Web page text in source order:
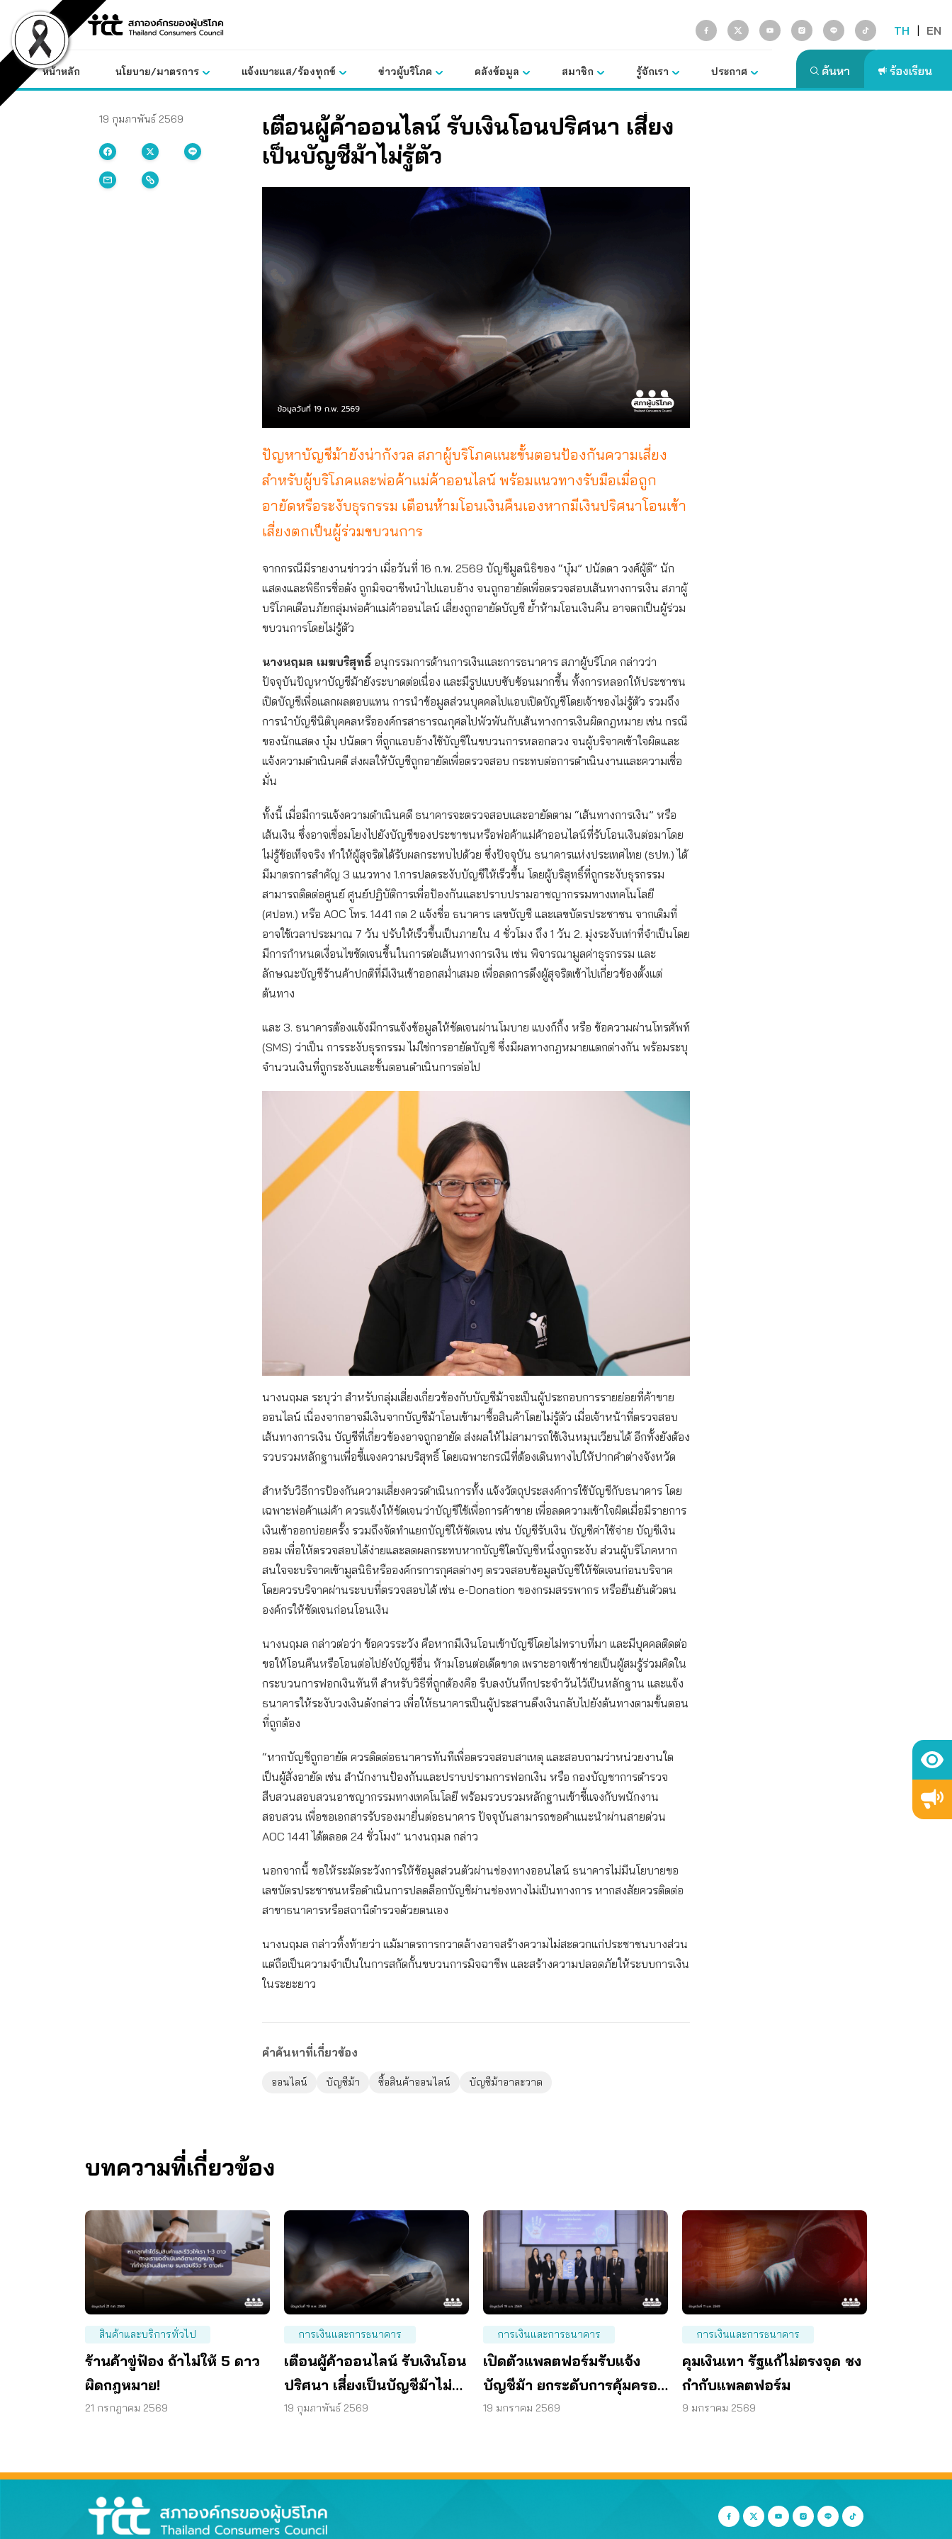
content
TH | EN
หน้าหลัก นโยบาย/มาตรการ แจ้งเบาะแส/ร้องทุกข์ ข่าวผู้บริโภค คลังข้อมูล สมาชิก รู้จักเรา ประกาศ
19 กุมภาพันธ์ 2569
เตือนผู้ค้าออนไลน์ รับเงินโอนปริศนา เสี่ยง
เป็นบัญชีม้าไม่รู้ตัว
ปัญหาบัญชีม้ายังน่ากังวล สภาผู้บริโภคแนะขั้นตอนป้องกันความเสี่ยง
สำหรับผู้บริโภคและพ่อค้าแม่ค้าออนไลน์ พร้อมแนวทางรับมือเมื่อถูก
อายัดหรือระงับธุรกรรม เตือนห้ามโอนเงินคืนเองหากมีเงินปริศนาโอนเข้า
เสี่ยงตกเป็นผู้ร่วมขบวนการ
จากกรณีมีรายงานข่าวว่า เมื่อวันที่ 16 ก.พ. 2569 บัญชีมูลนิธิของ “บุ๋ม” ปนัดดา วงศ์ผู้ดี” นัก
แสดงและพิธีกรชื่อดัง ถูกมิจฉาชีพนำไปแอบอ้าง จนถูกอายัดเพื่อตรวจสอบเส้นทางการเงิน สภาผู้
บริโภคเตือนภัยกลุ่มพ่อค้าแม่ค้าออนไลน์ เสี่ยงถูกอายัดบัญชี ย้ำห้ามโอนเงินคืน อาจตกเป็นผู้ร่วม
ขบวนการโดยไม่รู้ตัว
นางนฤมล เมฆบริสุทธิ์ อนุกรรมการด้านการเงินและการธนาคาร สภาผู้บริโภค กล่าวว่า
ปัจจุบันปัญหาบัญชีม้ายังระบาดต่อเนื่อง และมีรูปแบบซับซ้อนมากขึ้น ทั้งการหลอกให้ประชาชน
เปิดบัญชีเพื่อแลกผลตอบแทน การนำข้อมูลส่วนบุคคลไปแอบเปิดบัญชีโดยเจ้าของไม่รู้ตัว รวมถึง
การนำบัญชีนิติบุคคลหรือองค์กรสาธารณกุศลไปพัวพันกับเส้นทางการเงินผิดกฎหมาย เช่น กรณี
ของนักแสดง บุ๋ม ปนัดดา ที่ถูกแอบอ้างใช้บัญชีในขบวนการหลอกลวง จนผู้บริจาคเข้าใจผิดและ
แจ้งความดำเนินคดี ส่งผลให้บัญชีถูกอายัดเพื่อตรวจสอบ กระทบต่อการดำเนินงานและความเชื่อ
มั่น
ทั้งนี้ เมื่อมีการแจ้งความดำเนินคดี ธนาคารจะตรวจสอบและอายัดตาม “เส้นทางการเงิน” หรือ
เส้นเงิน ซึ่งอาจเชื่อมโยงไปยังบัญชีของประชาชนหรือพ่อค้าแม่ค้าออนไลน์ที่รับโอนเงินต่อมาโดย
ไม่รู้ข้อเท็จจริง ทำให้ผู้สุจริตได้รับผลกระทบไปด้วย ซึ่งปัจจุบัน ธนาคารแห่งประเทศไทย (ธปท.) ได้
มีมาตรการสำคัญ 3 แนวทาง 1.การปลดระงับบัญชีให้เร็วขึ้น โดยผู้บริสุทธิ์ที่ถูกระงับธุรกรรม
สามารถติดต่อศูนย์ ศูนย์ปฏิบัติการเพื่อป้องกันและปราบปรามอาชญากรรมทางเทคโนโลยี
(ศปอท.) หรือ AOC โทร. 1441 กด 2 แจ้งชื่อ ธนาคาร เลขบัญชี และเลขบัตรประชาชน จากเดิมที่
อาจใช้เวลาประมาณ 7 วัน ปรับให้เร็วขึ้นเป็นภายใน 4 ชั่วโมง ถึง 1 วัน 2. มุ่งระงับเท่าที่จำเป็นโดย
มีการกำหนดเงื่อนไขชัดเจนขึ้นในการต่อเส้นทางการเงิน เช่น พิจารณามูลค่าธุรกรรม และ
ลักษณะบัญชีร้านค้าปกติที่มีเงินเข้าออกสม่ำเสมอ เพื่อลดการดึงผู้สุจริตเข้าไปเกี่ยวข้องตั้งแต่
ต้นทาง
และ 3. ธนาคารต้องแจ้งมีการแจ้งข้อมูลให้ชัดเจนผ่านโมบาย แบงก์กิ้ง หรือ ข้อความผ่านโทรศัพท์
(SMS) ว่าเป็น การระงับธุรกรรม ไม่ใช่การอายัดบัญชี ซึ่งมีผลทางกฎหมายแตกต่างกัน พร้อมระบุ
จำนวนเงินที่ถูกระงับและขั้นตอนดำเนินการต่อไป
นางนฤมล ระบุว่า สำหรับกลุ่มเสี่ยงเกี่ยวข้องกับบัญชีม้าจะเป็นผู้ประกอบการรายย่อยที่ค้าขาย
ออนไลน์ เนื่องจากอาจมีเงินจากบัญชีม้าโอนเข้ามาซื้อสินค้าโดยไม่รู้ตัว เมื่อเจ้าหน้าที่ตรวจสอบ
เส้นทางการเงิน บัญชีที่เกี่ยวข้องอาจถูกอายัด ส่งผลให้ไม่สามารถใช้เงินหมุนเวียนได้ อีกทั้งยังต้อง
รวบรวมหลักฐานเพื่อชี้แจงความบริสุทธิ์ โดยเฉพาะกรณีที่ต้องเดินทางไปให้ปากคำต่างจังหวัด
สำหรับวิธีการป้องกันความเสี่ยงควรดำเนินการทั้ง แจ้งวัตถุประสงค์การใช้บัญชีกับธนาคาร โดย
เฉพาะพ่อค้าแม่ค้า ควรแจ้งให้ชัดเจนว่าบัญชีใช้เพื่อการค้าขาย เพื่อลดความเข้าใจผิดเมื่อมีรายการ
เงินเข้าออกบ่อยครั้ง รวมถึงจัดทำแยกบัญชีให้ชัดเจน เช่น บัญชีรับเงิน บัญชีค่าใช้จ่าย บัญชีเงิน
ออม เพื่อให้ตรวจสอบได้ง่ายและลดผลกระทบหากบัญชีใดบัญชีหนึ่งถูกระงับ ส่วนผู้บริโภคหาก
สนใจจะบริจาคเข้ามูลนิธิหรือองค์กรการกุศลต่างๆ ตรวจสอบข้อมูลบัญชีให้ชัดเจนก่อนบริจาค
โดยควรบริจาคผ่านระบบที่ตรวจสอบได้ เช่น e-Donation ของกรมสรรพากร หรือยืนยันตัวตน
องค์กรให้ชัดเจนก่อนโอนเงิน
นางนฤมล กล่าวต่อว่า ข้อควรระวัง คือหากมีเงินโอนเข้าบัญชีโดยไม่ทราบที่มา และมีบุคคลติดต่อ
ขอให้โอนคืนหรือโอนต่อไปยังบัญชีอื่น ห้ามโอนต่อเด็ดขาด เพราะอาจเข้าข่ายเป็นผู้สมรู้ร่วมคิดใน
กระบวนการฟอกเงินทันที สำหรับวิธีที่ถูกต้องคือ รีบลงบันทึกประจำวันไว้เป็นหลักฐาน และแจ้ง
ธนาคารให้ระงับวงเงินดังกล่าว เพื่อให้ธนาคารเป็นผู้ประสานดึงเงินกลับไปยังต้นทางตามขั้นตอน
ที่ถูกต้อง
“หากบัญชีถูกอายัด ควรติดต่อธนาคารทันทีเพื่อตรวจสอบสาเหตุ และสอบถามว่าหน่วยงานใด
เป็นผู้สั่งอายัด เช่น สำนักงานป้องกันและปราบปรามการฟอกเงิน หรือ กองบัญชาการตำรวจ
สืบสวนสอบสวนอาชญากรรมทางเทคโนโลยี พร้อมรวบรวมหลักฐานเข้าชี้แจงกับพนักงาน
สอบสวน เพื่อขอเอกสารรับรองมายื่นต่อธนาคาร ปัจจุบันสามารถขอคำแนะนำผ่านสายด่วน
AOC 1441 ได้ตลอด 24 ชั่วโมง” นางนฤมล กล่าว
นอกจากนี้ ขอให้ระมัดระวังการให้ข้อมูลส่วนตัวผ่านช่องทางออนไลน์ ธนาคารไม่มีนโยบายขอ
เลขบัตรประชาชนหรือดำเนินการปลดล็อกบัญชีผ่านช่องทางไม่เป็นทางการ หากสงสัยควรติดต่อ
สาขาธนาคารหรือสถานีตำรวจด้วยตนเอง
นางนฤมล กล่าวทิ้งท้ายว่า แม้มาตรการกวาดล้างอาจสร้างความไม่สะดวกแก่ประชาชนบางส่วน
แต่ถือเป็นความจำเป็นในการสกัดกั้นขบวนการมิจฉาชีพ และสร้างความปลอดภัยให้ระบบการเงิน
ในระยะยาว
คำค้นหาที่เกี่ยวข้อง
ออนไลน์ บัญชีม้า ซื้อสินค้าออนไลน์ บัญชีม้าอาละวาด
บทความที่เกี่ยวข้อง
สินค้าและบริการทั่วไป
ร้านค้าขู่ฟ้อง ถ้าไม่ให้ 5 ดาว
ผิดกฎหมาย!
21 กรกฎาคม 2569
การเงินและการธนาคาร
เตือนผู้ค้าออนไลน์ รับเงินโอน
ปริศนา เสี่ยงเป็นบัญชีม้าไม่รู้
ตัว
19 กุมภาพันธ์ 2569
การเงินและการธนาคาร
เปิดตัวแพลตฟอร์มรับแจ้ง
บัญชีม้า ยกระดับการคุ้มครอง
ผู้บริโภคไทย
19 มกราคม 2569
การเงินและการธนาคาร
คุมเงินเทา รัฐแก้ไม่ตรงจุด ชง
กำกับแพลตฟอร์ม
9 มกราคม 2569